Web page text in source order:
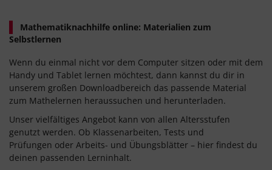
Mathematiknachhilfe online: Materialien zum
Selbstlernen
Wenn du einmal nicht vor dem Computer sitzen oder mit dem
Handy und Tablet lernen möchtest, dann kannst du dir in
unserem großen Downloadbereich das passende Material
zum Mathelernen heraussuchen und herunterladen.
Unser vielfältiges Angebot kann von allen Altersstufen
genutzt werden. Ob Klassenarbeiten, Tests und
Prüfungen oder Arbeits- und Übungsblätter – hier findest du
deinen passenden Lerninhalt.